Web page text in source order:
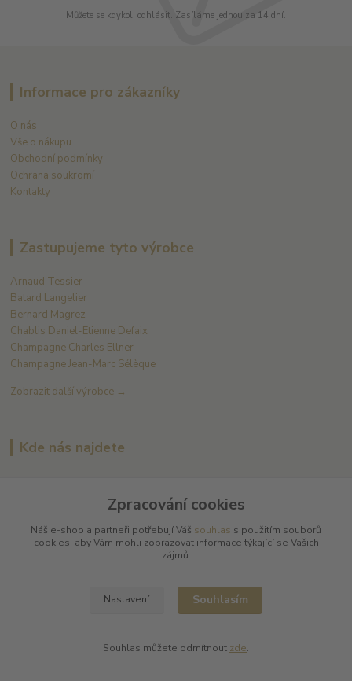
Můžete se kdykoli odhlásit. Zasíláme jednou za 14 dní.
Informace pro zákazníky
O nás
Vše o nákupu
Obchodní podmínky
Ochrana soukromí
Kontakty
Zastupujeme tyto výrobce
Arnaud Tessier
Batard Langelier
Bernard Magrez
Chablis Daniel-Etienne Defaix
Champagne Charles Ellner
Champagne Jean-Marc Sélèque
Zobrazit další výrobce →
Kde nás najdete
L PLUS - Miloslav Lerch
Zpracování cookies
Náš e-shop a partneři potřebují Váš souhlas s použitím souborů
cookies, aby Vám mohli zobrazovat informace týkající se Vašich
zájmů.
Nastavení Souhlasím
Souhlas můžete odmítnout zde.